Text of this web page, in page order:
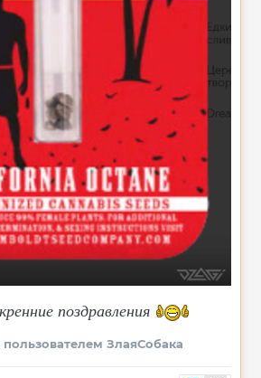
поздравления
пользователем ЗлаяСобака